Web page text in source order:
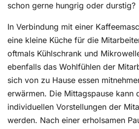
schon gerne hungrig oder durstig?
In Verbindung mit einer
eine kleine Küche für die
oftmals Kühlschrank und
ebenfalls das Wohlfühlen der
sich von zu Hause essen
erwärmen. Die Mittagspause kann
individuellen Vorstellungen der
werden. Nach einer erholsamen